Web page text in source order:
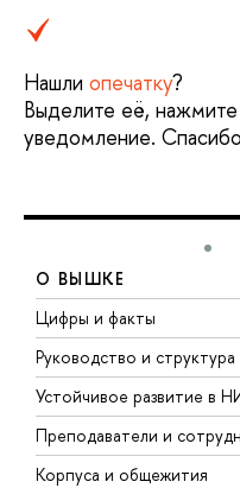
Нашли опечатку?
Выделите её,
уведомление.
О ВЫШКЕ
Цифры и факты
Руководство и структура
Устойчивое развитие в
Преподаватели и
Корпуса и общежития